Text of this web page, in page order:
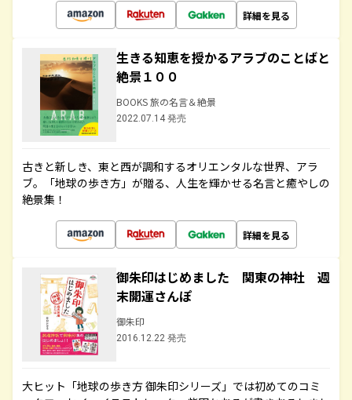
詳細を見る
生きる知恵を授かるアラブのことばと
絶景１００
BOOKS 旅の名言＆絶景
2022.07.14 発売
古きと新しき、東と西が調和するオリエンタルな世界、アラ
ブ。「地球の歩き方」が贈る、人生を輝かせる名言と癒やしの
絶景集！
詳細を見る
御朱印はじめました 関東の神社 週
末開運さんぽ
御朱印
2016.12.22 発売
大ヒット「地球の歩き方 御朱印シリーズ」では初めてのコミ